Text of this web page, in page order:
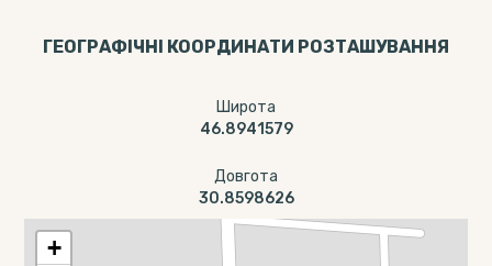
ГЕОГРАФІЧНІ КООРДИНАТИ РОЗТАШУВАННЯ
Широта
46.8941579
Довгота
30.8598626
+